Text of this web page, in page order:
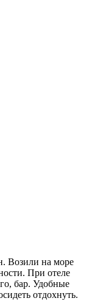
Возили на море
При отеле
бар. Удобные
отдохнуть.